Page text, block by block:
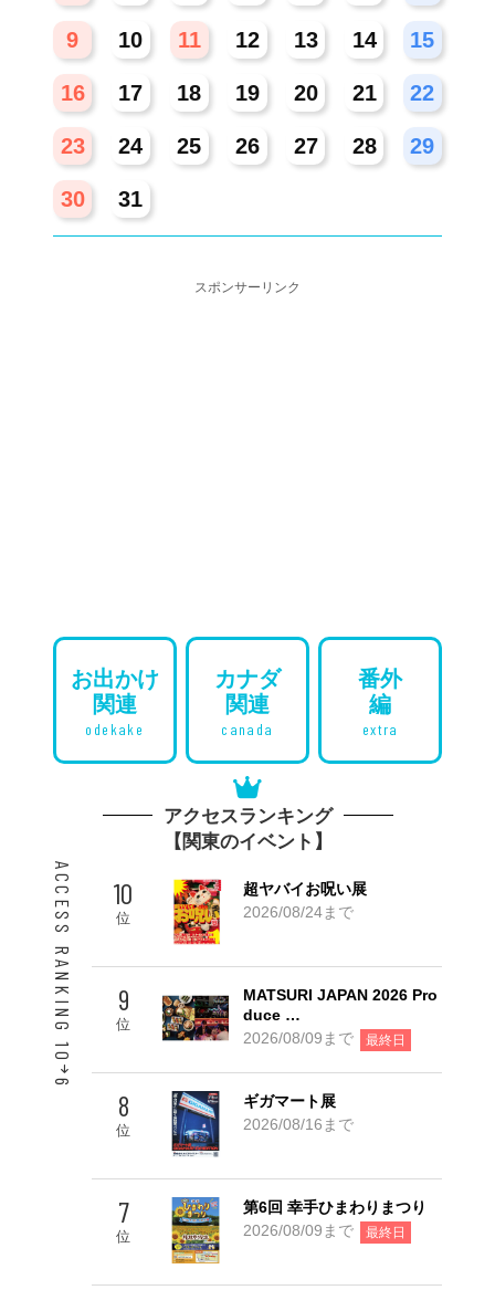
9 10 11 12 13 14 15
16 17 18 19 20 21 22
23 24 25 26 27 28 29
30 31
スポンサーリンク
お出かけ
関連
odekake
カナダ
関連
canada
番外
編
extra
アクセスランキング
【関東のイベント】
ACCESS RANKING 10
6
10
位
超ヤバイお呪い展
2026/08/24まで
9
位
MATSURI JAPAN 2026 Pro
duce …
2026/08/09まで 最終日
8
位
ギガマート展
2026/08/16まで
7
位
第6回 幸手ひまわりまつり
2026/08/09まで 最終日